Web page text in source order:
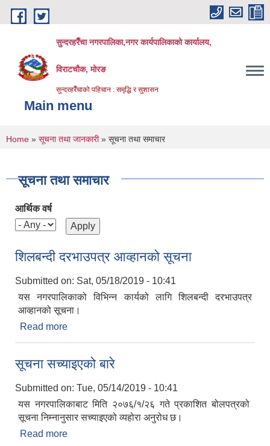
Skip to main content
सुन्दरहरैँचा नगरपालिका,नगर कार्यपालिकाको कार्यालय,
विराटचौक, मोरङ
सुन्दरहरैँचाको पहिचान : समृद्धि र सुशासन
Main menu
You are here
Home » सूचना तथा जानकारी» सूचना तथा समाचार
सूचना तथा समाचार
आर्थिक वर्ष
शिलबन्दी दरभाउपत्र आव्हानको सूचना
Submitted on: Sat, 05/18/2019 - 10:41
यस नगरपालिकाको विभिन्न कार्यको लागि शिलबन्दी दरभाउपत्र
आव्हानको सूचना।
Read more
सूचना सच्याइएको बारे
Submitted on: Tue, 05/14/2019 - 10:41
यस नगरपालिकाबाट मिति २०७६/१/२६ गते प्रकाशित बोलपत्रको
सूचना निम्नानुसार सच्याइएको व्यहोरा अनुरोध छ।
Read more